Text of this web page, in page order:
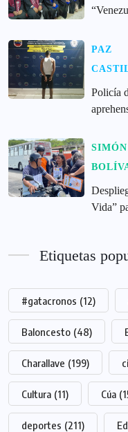
PAZ
‎Policía
SIMÓN
Vida”
Etiquetas
#gatacronos (12)
Baloncesto (48)
Charallave (199)
Cultura (11) Cúa
deportes (211)